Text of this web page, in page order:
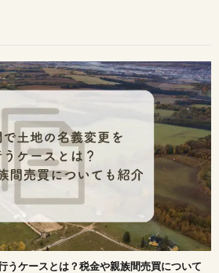
うケースとは？税金や親族間売買について